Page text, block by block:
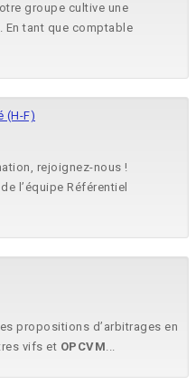
groupe cultive une
En tant que comptable
(H-F)
rejoignez-nous !
l’équipe Référentiel
propositions d’arbitrages en
vifs et OPCVM...